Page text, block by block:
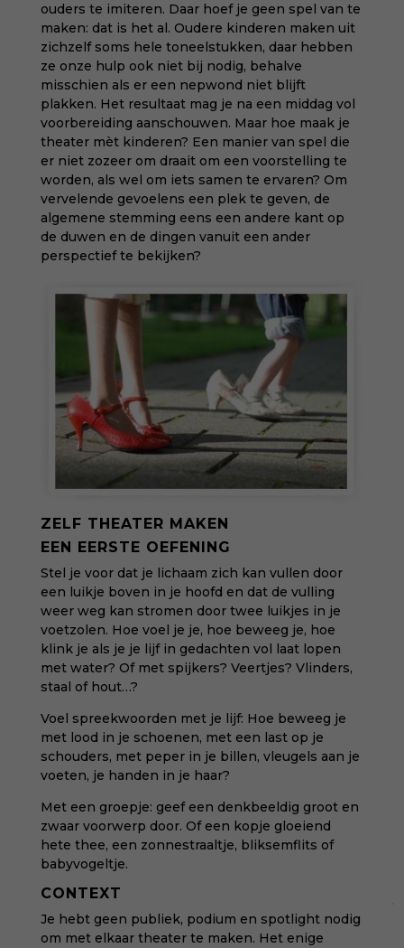
ouders te imiteren. Daar hoef je geen spel van te
maken: dat is het al. Oudere kinderen maken uit
zichzelf soms hele toneelstukken, daar hebben
ze onze hulp ook niet bij nodig, behalve
misschien als er een nepwond niet blijft
plakken. Het resultaat mag je na een middag vol
voorbereiding aanschouwen. Maar hoe maak je
theater mèt kinderen? Een manier van spel die
er niet zozeer om draait om een voorstelling te
worden, als wel om iets samen te ervaren? Om
vervelende gevoelens een plek te geven, de
algemene stemming eens een andere kant op
de duwen en de dingen vanuit een ander
perspectief te bekijken?
ZELF THEATER MAKEN
EEN EERSTE OEFENING
Stel je voor dat je lichaam zich kan vullen door
een luikje boven in je hoofd en dat de vulling
weer weg kan stromen door twee luikjes in je
voetzolen. Hoe voel je je, hoe beweeg je, hoe
klink je als je je lijf in gedachten vol laat lopen
met water? Of met spijkers? Veertjes? Vlinders,
staal of hout…?
Voel spreekwoorden met je lijf: Hoe beweeg je
met lood in je schoenen, met een last op je
schouders, met peper in je billen, vleugels aan je
voeten, je handen in je haar?
Met een groepje: geef een denkbeeldig groot en
zwaar voorwerp door. Of een kopje gloeiend
hete thee, een zonnestraaltje, bliksemflits of
babyvogeltje.
CONTEXT
Je hebt geen publiek, podium en spotlight nodig
om met elkaar theater te maken. Het enige